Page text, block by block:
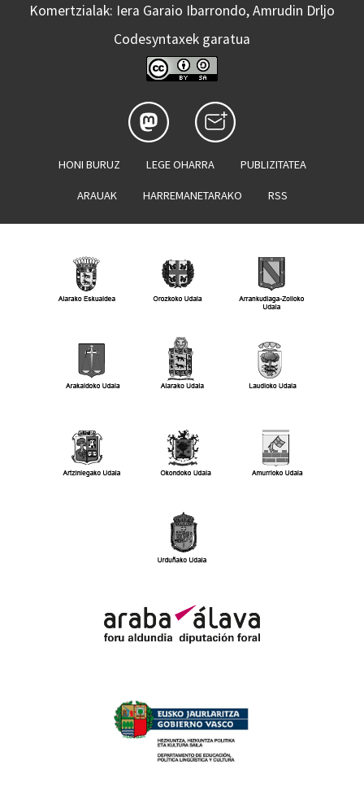
Komertzialak: Iera Garaio Ibarrondo, Amrudin Drljo
Codesyntaxek garatua
HONI BURUZ LEGE OHARRA PUBLIZITATEA
ARAUAK HARREMANETARAKO RSS